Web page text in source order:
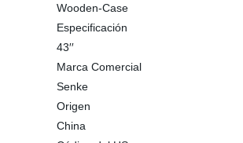
Wooden-Case
Especificación
43′′
Marca Comercial
Senke
Origen
China